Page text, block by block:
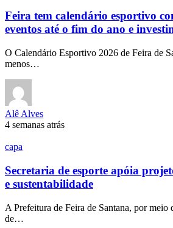
Feira tem calendário esportivo
eventos até o fim do ano e
O Calendário Esportivo 2026 de Feira de
menos…
Alê Alves
4 semanas atrás
capa
Secretaria de esporte apóia
e sustentabilidade
A Prefeitura de Feira de Santana, por meio
de…